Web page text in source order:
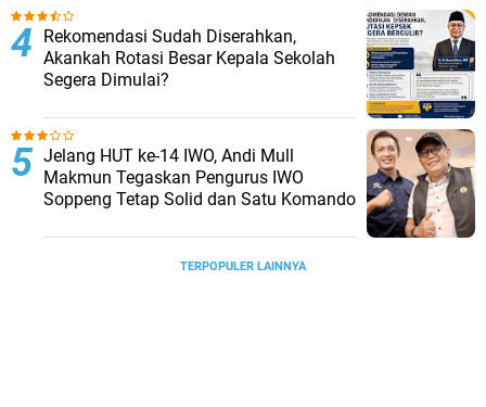
Rekomendasi Sudah Diserahkan,
Akankah Rotasi Besar Kepala Sekolah
Segera Dimulai?
Jelang HUT ke-14 IWO, Andi Mull
Makmun Tegaskan Pengurus IWO
Soppeng Tetap Solid dan Satu Komando
TERPOPULER LAINNYA